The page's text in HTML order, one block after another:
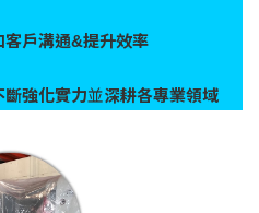
客戶溝通&提升效率
斷強化實力並深耕各專業領域